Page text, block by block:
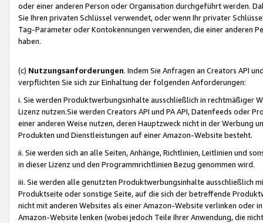
oder einer anderen Person oder Organisation durchgeführt werden.
Sie Ihren privaten Schlüssel verwendet, oder wenn Ihr privater
Tag-Parameter oder Kontokennungen verwenden, die einer anderen
haben.
(c) Nutzungsanforderungen. Indem Sie Anfragen an Creators API
verpflichten Sie sich zur Einhaltung der folgenden Anforderungen:
i. Sie werden Produktwerbungsinhalte ausschließlich in rechtmäßiger
Lizenz nutzen.Sie werden Creators API und PA API, Datenfeeds oder
einer anderen Weise nutzen, deren Hauptzweck nicht in der Werbung
Produkten und Dienstleistungen auf einer Amazon-Website besteht.
ii. Sie werden sich an alle Seiten, Anhänge, Richtlinien, Leitlinien und
in dieser Lizenz und den Programmrichtlinien Bezug genommen wird.
iii. Sie werden alle genutzten Produktwerbungsinhalte ausschließlich
Produktseite oder sonstige Seite, auf die sich der betreffende
nicht mit anderen Websites als einer Amazon-Website verlinken oder
Amazon-Website lenken (wobei jedoch Teile Ihrer Anwendung, die